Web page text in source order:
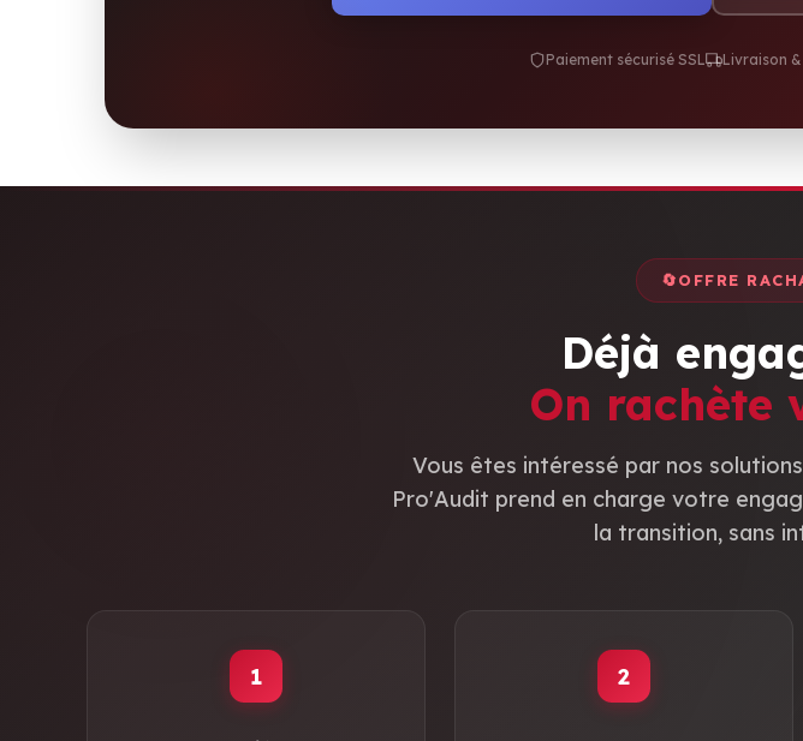
Paiement sécurisé SSL Livraison
🔄OFFRE
Déjà
On rachète
Vous êtes intéressé par nos
Pro'Audit prend en charge votre
la transition, sans
1 2